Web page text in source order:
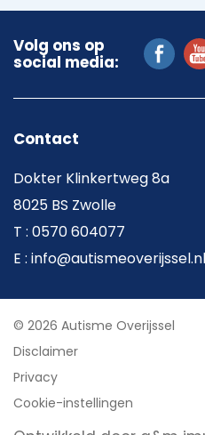
Volg ons op
social media:
Contact
Dokter Klinkertweg 8a
8025 BS Zwolle
T : 0570 604077
E : info@autismeoverijssel.nl
© 2026 Autisme Overijssel
Disclaimer
Privacy
Cookie-instellingen